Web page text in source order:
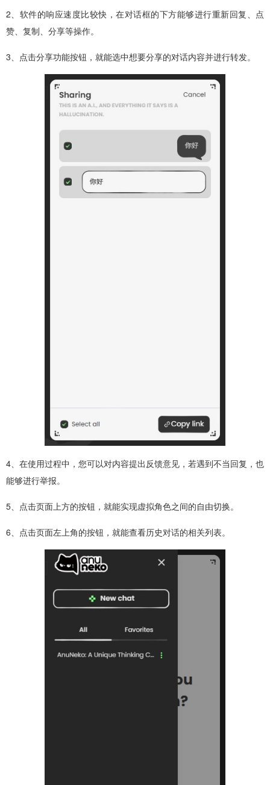
2、软件的响应速度比较快，在对话框的下方能够进行重新回复、点
赞、复制、分享等操作。
3、点击分享功能按钮，就能选中想要分享的对话内容并进行转发。
4、在使用过程中，您可以对内容提出反馈意见，若遇到不当回复，也
能够进行举报。
5、点击页面上方的按钮，就能实现虚拟角色之间的自由切换。
6、点击页面左上角的按钮，就能查看历史对话的相关列表。